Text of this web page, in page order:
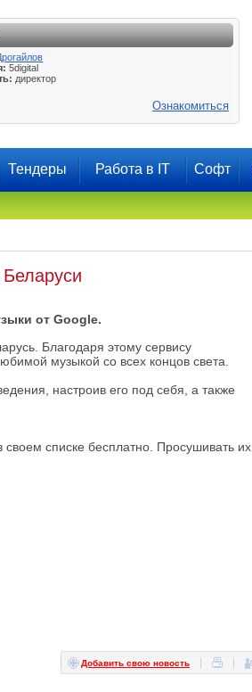
5digital
директор
Ознакомиться
Тендеры Работа в IT Софт
от Google.
Благодаря этому сервису
музыкой со всех концов света.
настроив его под себя, а также
списке бесплатно. Просушивать их
Добавить свою новость